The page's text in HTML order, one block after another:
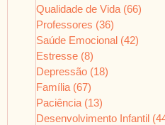
Qualidade de Vida (66)
Professores (36)
Saúde Emocional (42)
Estresse (8)
Depressão (18)
Família (67)
Paciência (13)
Desenvolvimento Infantil